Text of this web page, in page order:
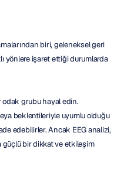
biri, geleneksel geri
yönlere işaret ettiği durumlarda
grubu hayal edin.
beklentileriyle uyumlu olduğu
edebilirler. Ancak EEG analizi,
bir dikkat ve etkileşim